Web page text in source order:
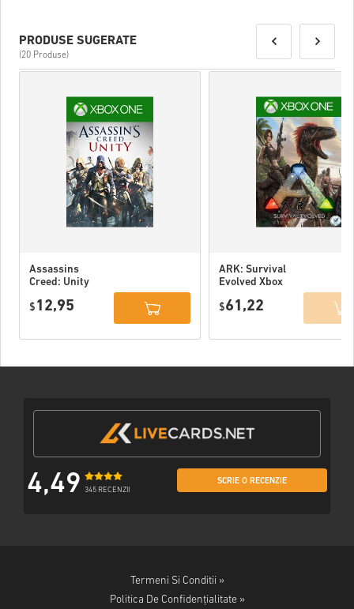
PRODUSE SUGERATE
(20 Produse)
Assassins
Creed: Unity
$ 12,95
ARK: Survival
Evolved Xbox
$61,22
4,49 345 RECENZII
SCRIE O RECENZIE
Termeni Si Conditii »
Politica De Confidențialitate »